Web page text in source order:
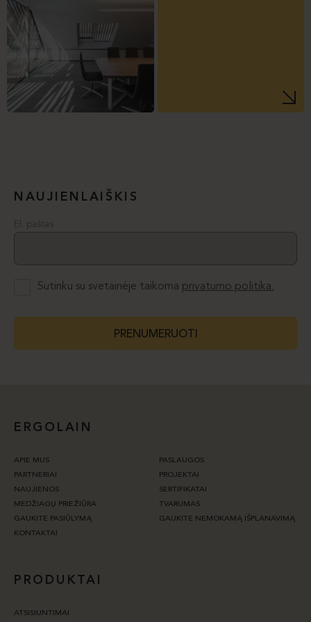
NAUJIENLAIŠKIS
El. paštas
Sutinku su svetainėje taikoma privatumo politika.
PRENUMERUOTI
ERGOLAIN
APIE MUS
PASLAUGOS
PARTNERIAI
PROJEKTAI
NAUJIENOS
SERTIFIKATAI
MEDŽIAGŲ PRIEŽIŪRA
TVARUMAS
GAUKITE PASIŪLYMĄ
GAUKITE NEMOKAMĄ IŠPLANAVIMĄ
KONTAKTAI
PRODUKTAI
ATSISIUNTIMAI